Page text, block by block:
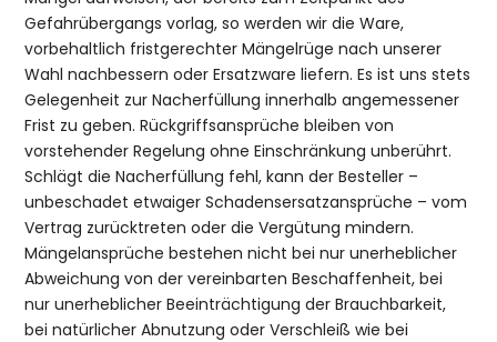
Gefahrübergangs vorlag, so werden wir die Ware,
vorbehaltlich fristgerechter Mängelrüge nach unserer
Wahl nachbessern oder Ersatzware liefern. Es ist uns stets
Gelegenheit zur Nacherfüllung innerhalb angemessener
Frist zu geben. Rückgriffsansprüche bleiben von
vorstehender Regelung ohne Einschränkung unberührt.
Schlägt die Nacherfüllung fehl, kann der Besteller –
unbeschadet etwaiger Schadensersatzansprüche – vom
Vertrag zurücktreten oder die Vergütung mindern.
Mängelansprüche bestehen nicht bei nur unerheblicher
Abweichung von der vereinbarten Beschaffenheit, bei
nur unerheblicher Beeinträchtigung der Brauchbarkeit,
bei natürlicher Abnutzung oder Verschleiß wie bei